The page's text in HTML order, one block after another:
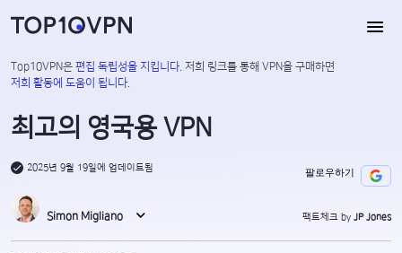
Top10VPN은 편집 독립성을 지킵니다 . 저희 링크를 통해 VPN을 구매하면
저희 활동에 도움이 됩니다
최고의 영국용 VPN
2025년 9월 19일에 업데이트됨 팔로우하기
Simon Migliano 팩트체크 by JP Jones